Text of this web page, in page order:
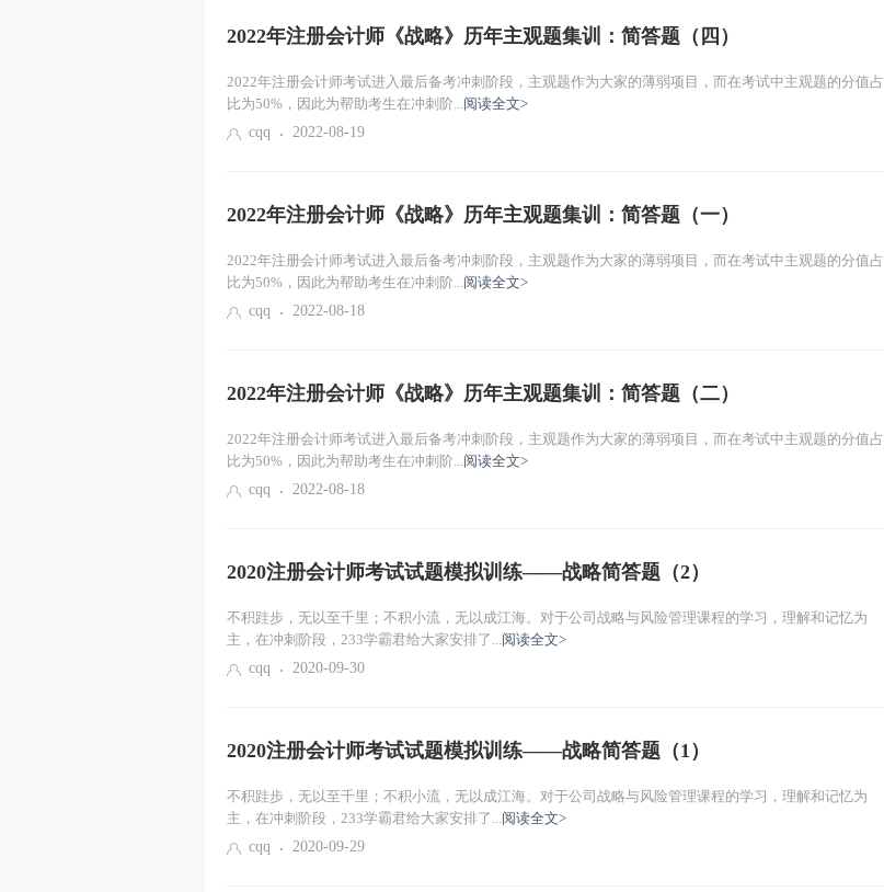
2022年注册会计师《战略》历年主观题集训：简答题（四）
2022年注册会计师考试进入最后备考冲刺阶段，主观题作为大家的薄弱项目，而在考试中主观题的分值占
比为50%，因此为帮助考生在冲刺阶...阅读全文>
cqq
2022-08-19
2022年注册会计师《战略》历年主观题集训：简答题（一）
2022年注册会计师考试进入最后备考冲刺阶段，主观题作为大家的薄弱项目，而在考试中主观题的分值占
比为50%，因此为帮助考生在冲刺阶...阅读全文>
cqq
2022-08-18
2022年注册会计师《战略》历年主观题集训：简答题（二）
2022年注册会计师考试进入最后备考冲刺阶段，主观题作为大家的薄弱项目，而在考试中主观题的分值占
比为50%，因此为帮助考生在冲刺阶...阅读全文>
cqq
2022-08-18
2020注册会计师考试试题模拟训练——战略简答题（2）
不积跬步，无以至千里；不积小流，无以成江海。对于公司战略与风险管理课程的学习，理解和记忆为
主，在冲刺阶段，233学霸君给大家安排了...阅读全文>
cqq
2020-09-30
2020注册会计师考试试题模拟训练——战略简答题（1）
不积跬步，无以至千里；不积小流，无以成江海。对于公司战略与风险管理课程的学习，理解和记忆为
主，在冲刺阶段，233学霸君给大家安排了...阅读全文>
cqq
2020-09-29